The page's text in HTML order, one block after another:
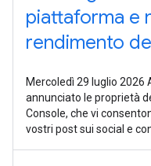
piattaforma e
rendimento
Mercoledì 29 luglio
annunciato le proprietà
Console, che vi
vostri post sui social e